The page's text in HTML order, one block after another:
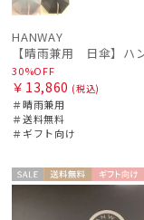
HANWAY
30%OFF
￥13,860 (税込)
＃晴雨兼用
＃送料無料
＃ギフト向け
セー 送料無 ギフト
向け